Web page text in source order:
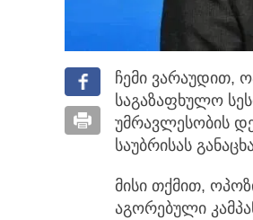
ჩემი ვარაუდით,
საგაზაფხულო
უმრავლესობის
საუბრისას
მისი თქმით,
აგორებული